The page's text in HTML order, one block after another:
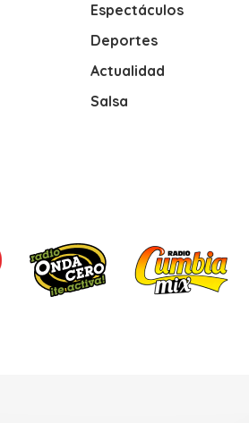
Espectáculos
Deportes
Actualidad
Salsa